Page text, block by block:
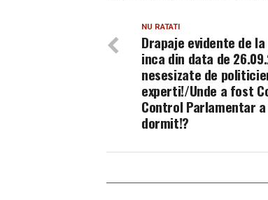
NU RATATI
Drapaje evidente de
inca din data de
nesesizate de
experti!/Unde a fost
Control Parlamentar a
dormit!?